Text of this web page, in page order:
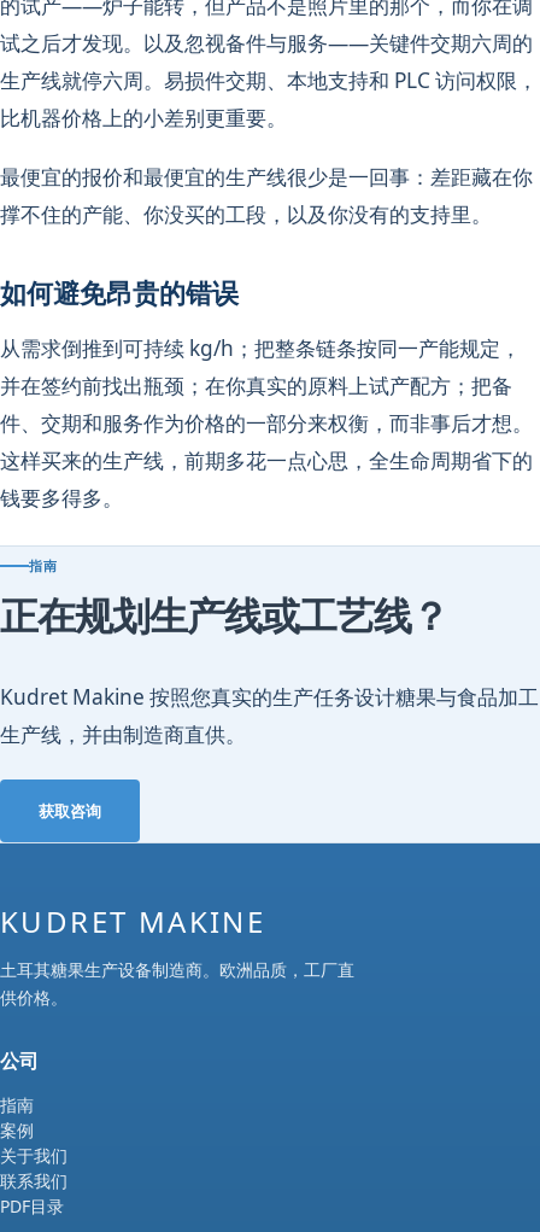
试之后才发现。以及忽视备件与服务——关键件交期六周的
生产线就停六周。易损件交期、本地支持和 PLC 访问权限，
比机器价格上的小差别更重要。
最便宜的报价和最便宜的生产线很少是一回事：差距藏在你
撑不住的产能、你没买的工段，以及你没有的支持里。
如何避免昂贵的错误
从需求倒推到可持续 kg/h；把整条链条按同一产能规定，
并在签约前找出瓶颈；在你真实的原料上试产配方；把备
件、交期和服务作为价格的一部分来权衡，而非事后才想。
这样买来的生产线，前期多花一点心思，全生命周期省下的
钱要多得多。
指南
正在规划生产线或工艺线？
Kudret Makine 按照您真实的生产任务设计糖果与食品加工
生产线，并由制造商直供。
获取咨询
KUDRET MAKINE
土耳其糖果生产设备制造商。欧洲品质，工厂直
供价格。
公司
指南
案例
关于我们
联系我们
PDF目录